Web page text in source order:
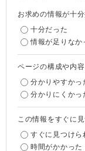
お求めの情報が十
十分だった
情報が足りなか
ページの構成や内
分かりやすかっ
分かりにくかっ
この情報をすぐに
すぐに見つけら
時間がかかった